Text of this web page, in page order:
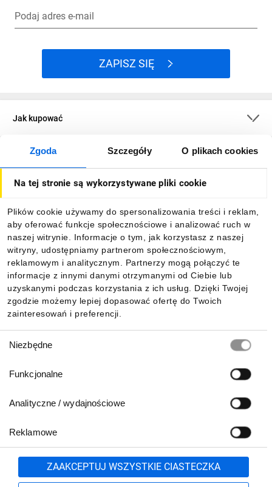
Zgoda Szczegóły O plikach cookies
Na tej stronie są wykorzystywane pliki cookie
Plików cookie używamy do spersonalizowania treści i reklam,
aby oferować funkcje społecznościowe i analizować ruch w
naszej witrynie. Informacje o tym, jak korzystasz z naszej
witryny, udostępniamy partnerom społecznościowym,
reklamowym i analitycznym. Partnerzy mogą połączyć te
informacje z innymi danymi otrzymanymi od Ciebie lub
uzyskanymi podczas korzystania z ich usług. Dzięki Twojej
zgodzie możemy lepiej dopasować ofertę do Twoich
zainteresowań i preferencji.
zgody
Niezbędne
Funkcjonalne
Analityczne / wydajnościowe
Reklamowe
ZAAKCEPTUJ WSZYSTKIE CIASTECZKA
Podaj adres e-mail
ZAPISZ SIĘ
Jak kupować
O firmie
Informacje
Pobierz naszą aplikację mobilną:
801 500 700 lub
71 37 61 600